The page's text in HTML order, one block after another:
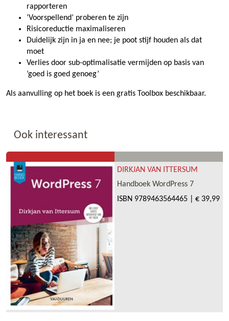
rapporteren
‘Voorspellend’ proberen te zijn
Risicoreductie maximaliseren
Duidelijk zijn in ja en nee; je poot stijf houden als dat
moet
Verlies door sub-optimalisatie vermijden op basis van
‘goed is goed genoeg’
Als aanvulling op het boek is een gratis Toolbox beschikbaar.
Ook interessant
DIRKJAN VAN ITTERSUM
Handboek WordPress 7
ISBN 9789463564465 € 39,99